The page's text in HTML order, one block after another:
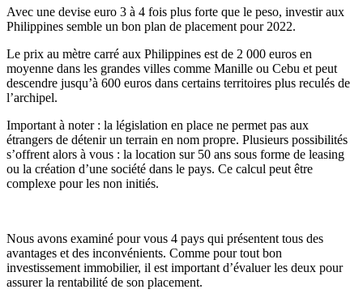
Avec une devise euro 3 à 4 fois plus forte que le peso, investir aux
Philippines semble un bon plan de placement pour 2022.
Le prix au mètre carré aux Philippines est de 2 000 euros en
moyenne dans les grandes villes comme Manille ou Cebu et peut
descendre jusqu’à 600 euros dans certains territoires plus reculés de
l’archipel.
Important à noter : la législation en place ne permet pas aux
étrangers de détenir un terrain en nom propre. Plusieurs possibilités
s’offrent alors à vous : la location sur 50 ans sous forme de leasing
ou la création d’une société dans le pays. Ce calcul peut être
complexe pour les non initiés.
Nous avons examiné pour vous 4 pays qui présentent tous des
avantages et des inconvénients. Comme pour tout bon
investissement immobilier, il est important d’évaluer les deux pour
assurer la rentabilité de son placement.